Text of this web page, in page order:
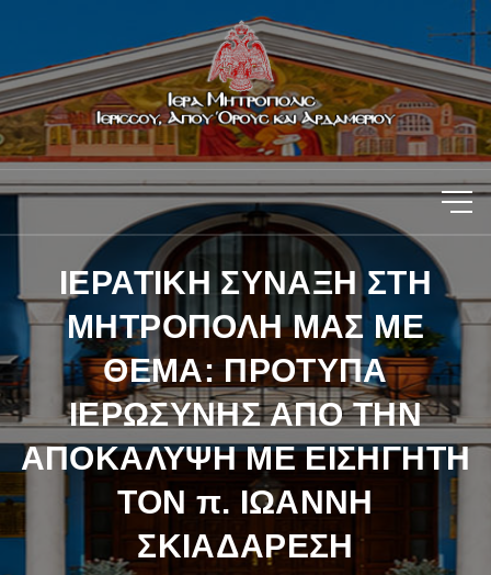
ΙΕΡΑΤΙΚΗ ΣΥΝΑΞΗ ΣΤΗ
ΜΗΤΡΟΠΟΛΗ ΜΑΣ ΜΕ
ΘΕΜΑ: ΠΡΟΤΥΠΑ
ΙΕΡΩΣΥΝΗΣ ΑΠΟ ΤΗΝ
ΑΠΟΚΑΛΥΨΗ ΜΕ ΕΙΣΗΓΗΤΗ
ΤΟΝ π. ΙΩΑΝΝΗ
ΣΚΙΑΔΑΡΕΣΗ